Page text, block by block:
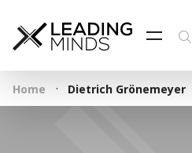
Feed &
Reading
Home · Dietrich Grönemeyer